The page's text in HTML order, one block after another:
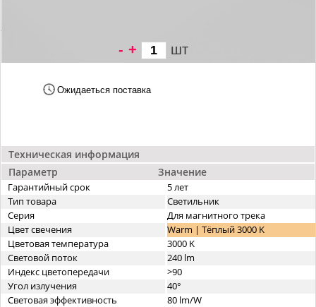
Техническая информация
Параметр
Значение
Гарантийный срок
5 лет
Тип товара
Светильник
Серия
Для магнитного трека
Цвет свечения
Warm | Тёплый 3000 K
Цветовая температура
3000 K
Световой поток
240 lm
Индекс цветопередачи
>90
Угол излучения
40°
Световая эффективность
80 lm/W
- + шт
Ожидаеться поставка